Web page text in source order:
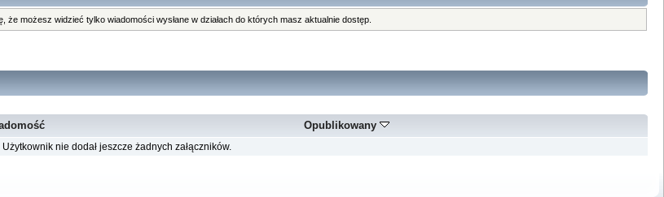
możesz widzieć tylko wiadomości wysłane w działach do których masz aktualnie dostęp.
Opublikowany
Użytkownik nie dodał jeszcze żadnych załączników.